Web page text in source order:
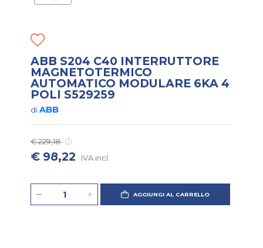
ABB S204 C40 INTERRUTTORE
MAGNETOTERMICO
AUTOMATICO MODULARE 6KA 4
POLI S529259
diABB
€ 229,18
€ 98,22 IVA incl.
AGGIUNGI AL CARRELLO